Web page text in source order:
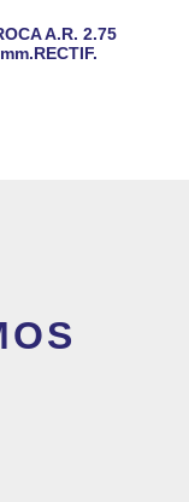
A.R. 2.75
mm.RECTIF.